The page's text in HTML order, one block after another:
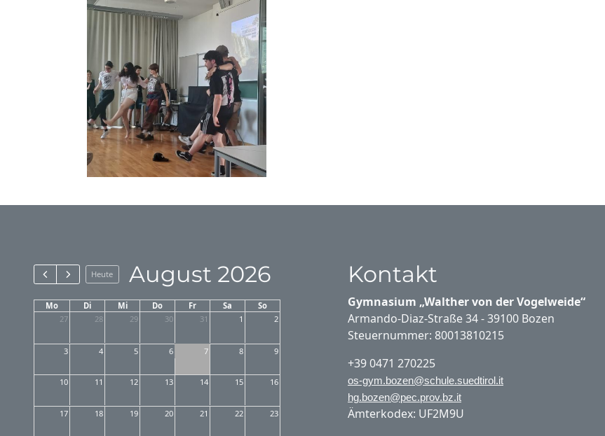
Heute August 2026
Mo Di Mi Do Fr Sa
So
27
28 29 30 31 1 2
3 4 5 6 7 8 9
10 11 12 13 14 15 16
17 18 19 20 21 22 23
Kontakt
Gymnasium „Walther von der Vogelweide“
Armando-Diaz-Straße 34 - 39100 Bozen
Steuernummer: 80013810215
+39 0471 270225
os-gym.bozen@schule.suedtirol.it
hg.bozen@pec.prov.bz.it
Ämterkodex: UF2M9U